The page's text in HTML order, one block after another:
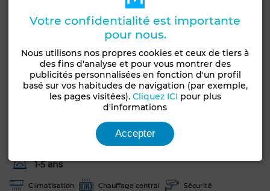
- Idéal pour tout projet de restauration.
Pour plus d’informations ou pour organiser une visite : 216
Caractéristiques générales
Local commercial
Etat
rénové
1-5 ans
Climatisation Chauffage central Sécurité
Votre confidentialité est importante
pour nous.
Nous utilisons nos propres cookies et ceux de tiers à
des fins d'analyse et pour vous montrer des
publicités personnalisées en fonction d'un profil
basé sur vos habitudes de navigation (par exemple,
les pages visitées). Cliquez ICI pour plus
d'informations
Accepter